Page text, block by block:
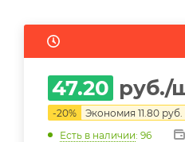
47.20 руб./
-20% Экономия 11.80 руб.
Есть в наличии: 96